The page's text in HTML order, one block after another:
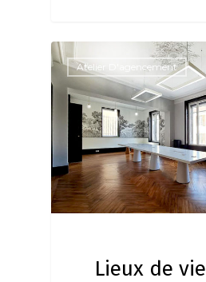
Atelier D'agencement
Lieux de vie